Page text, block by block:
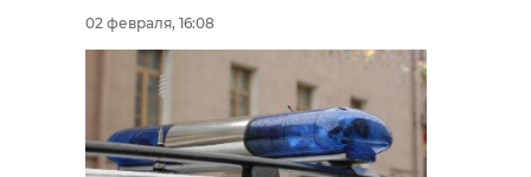
02 февраля, 16:08